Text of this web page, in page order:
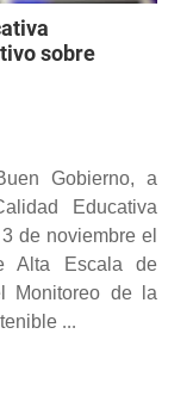
sobre
Gobierno, a
Educativa
de noviembre el
Alta Escala de
Monitoreo de la
...